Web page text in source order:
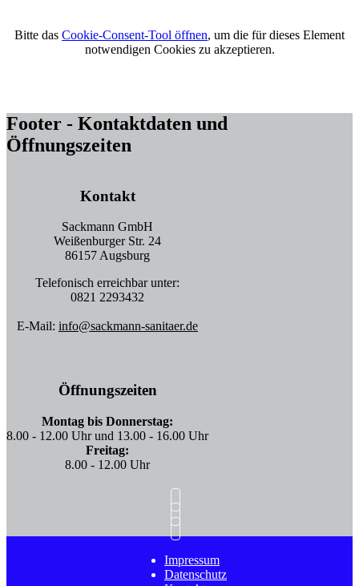
Bitte das Cookie-Consent-Tool öffnen, um die für dieses Element
notwendigen Cookies zu akzeptieren.
Footer - Kontaktdaten und
Öffnungszeiten
Kontakt
Sackmann GmbH
Weißenburger Str. 24
86157 Augsburg
Telefonisch erreichbar unter:
0821 2293432
E-Mail: info@sackmann-sanitaer.de
Öffnungszeiten
Montag bis Donnerstag:
8.00 - 12.00 Uhr und 13.00 - 16.00 Uhr
Freitag:
8.00 - 12.00 Uhr
Impressum
Datenschutz